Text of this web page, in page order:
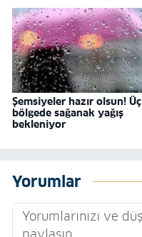
Şemsiyeler hazır olsun! Üç
bölgede sağanak yağış
bekleniyor
Yorumlar